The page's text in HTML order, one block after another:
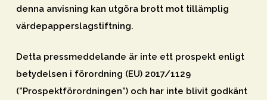
denna anvisning kan utgöra brott mot tillämplig
värdepapperslagstiftning.
Detta pressmeddelande är inte ett prospekt enligt
betydelsen i förordning (EU) 2017/1129
(”Prospektförordningen”) och har inte blivit godkänt